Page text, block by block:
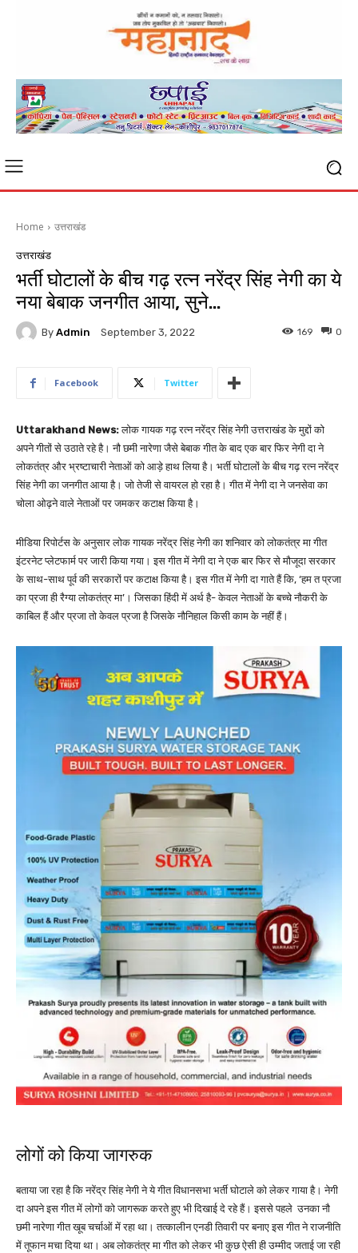
Home उत्तराखंड
उत्तराखंड
भर्ती घोटालों के बीच गढ़ रत्न नरेंद्र सिंह नेगी का ये
नया बेबाक जनगीत आया, सुने…
By Admin September 3, 2022 0
169
Facebook Twitter
Uttarakhand News:लोक गायक गढ़ रत्न नरेंद्र सिंह नेगी उत्तराखंड के मुद्दों को
अपने गीतों से उठाते रहे है। नौ छमी नारेणा जैसे बेबाक गीत के बाद एक बार फिर नेगी दा ने
लोकतंत्र और भ्रष्टाचारी नेताओं को आड़े हाथ लिया है। भर्ती घोटालों के बीच गढ़ रत्न नरेंद्र
सिंह नेगी का जनगीत आया है। जो तेजी से वायरल हो रहा है। गीत में नेगी दा ने जनसेवा का
चोला ओढ़ने वाले नेताओं पर जमकर कटाक्ष किया है।
मीडिया रिपोर्टस के अनुसार लोक गायक नरेंद्र सिंह नेगी का शनिवार को लोकतंत्र मा गीत
इंटरनेट प्लेटफार्म पर जारी किया गया। इस गीत में नेगी दा ने एक बार फिर से मौजूदा सरकार
के साथ-साथ पूर्व की सरकारों पर कटाक्ष किया है। इस गीत में नेगी दा गाते हैं कि, ‘हम त प्रजा
का प्रजा ही रैग्या लोकतंत्र मा’। जिसका हिंदी में अर्थ है- केवल नेताओं के बच्चे नौकरी के
काबिल हैं और प्रजा तो केवल प्रजा है जिसके नौनिहाल किसी काम के नहीं हैं।
लोगों को किया जागरुक
बताया जा रहा है कि नरेंद्र सिंह नेगी ने ये गीत विधानसभा भर्ती घोटाले को लेकर गाया है। नेगी
दा अपने इस गीत में लोगों को जागरूक करते हुए भी दिखाई दे रहे हैं। इससे पहले उनका नौ
छमी नारेणा गीत खूब चर्चाओं में रहा था। तत्कालीन एनडी तिवारी पर बनाए इस गीत ने राजनीति
में तूफान मचा दिया था। अब लोकतंत्र मा गीत को लेकर भी कुछ ऐसी ही उम्मीद जताई जा रही